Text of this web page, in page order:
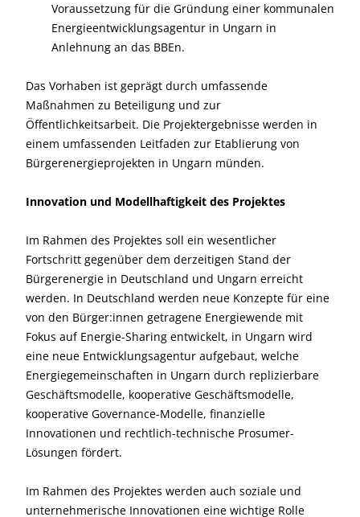
Voraussetzung für die Gründung einer kommunalen
Energieentwicklungsagentur in Ungarn in
Anlehnung an das BBEn.
Das Vorhaben ist geprägt durch umfassende
Maßnahmen zu Beteiligung und zur
Öffentlichkeitsarbeit. Die Projektergebnisse werden in
einem umfassenden Leitfaden zur Etablierung von
Bürgerenergieprojekten in Ungarn münden.
Innovation und Modellhaftigkeit des Projektes
Im Rahmen des Projektes soll ein wesentlicher
Fortschritt gegenüber dem derzeitigen Stand der
Bürgerenergie in Deutschland und Ungarn erreicht
werden. In Deutschland werden neue Konzepte für eine
von den Bürger:innen getragene Energiewende mit
Fokus auf Energie-Sharing entwickelt, in Ungarn wird
eine neue Entwicklungsagentur aufgebaut, welche
Energiegemeinschaften in Ungarn durch replizierbare
Geschäftsmodelle, kooperative Geschäftsmodelle,
kooperative Governance-Modelle, finanzielle
Innovationen und rechtlich-technische Prosumer-
Lösungen fördert.
Im Rahmen des Projektes werden auch soziale und
unternehmerische Innovationen eine wichtige Rolle